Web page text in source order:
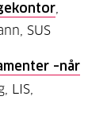
,
SUS
–når
LIS,